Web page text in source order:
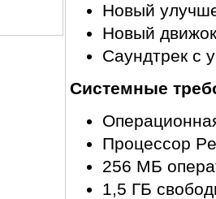
Новый
Новый
Саундтрек с
Системные
Процессор
256 МБ
1,5 ГБ